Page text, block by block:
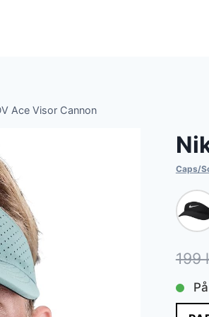
Ace Visor Cannon
Caps/
199